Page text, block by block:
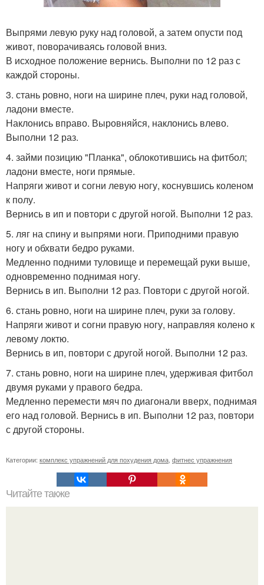
Выпрями левую руку над головой, а затем опусти под
живот, поворачиваясь головой вниз.
В исходное положение вернись. Выполни по 12 раз с
каждой стороны.
3. стань ровно, ноги на ширине плеч, руки над головой,
ладони вместе.
Наклонись вправо. Выровняйся, наклонись влево.
Выполни 12 раз.
4. займи позицию "Планка", облокотившись на фитбол;
ладони вместе, ноги прямые.
Напряги живот и согни левую ногу, коснувшись коленом
к полу.
Вернись в ип и повтори с другой ногой. Выполни 12 раз.
5. ляг на спину и выпрями ноги. Приподними правую
ногу и обхвати бедро руками.
Медленно подними туловище и перемещай руки выше,
одновременно поднимая ногу.
Вернись в ип. Выполни 12 раз. Повтори с другой ногой.
6. стань ровно, ноги на ширине плеч, руки за голову.
Напряги живот и согни правую ногу, направляя колено к
левому локтю.
Вернись в ип, повтори с другой ногой. Выполни 12 раз.
7. стань ровно, ноги на ширине плеч, удерживая фитбол
двумя руками у правого бедра.
Медленно перемести мяч по диагонали вверх, поднимая
его над головой. Вернись в ип. Выполни 12 раз, повтори
с другой стороны.
Категории: комплекс упражнений для похудения дома фитнес упражнения
Читайте также